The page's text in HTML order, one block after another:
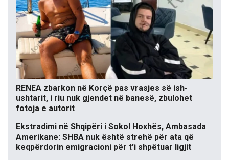
RENEA zbarkon në Korçë pas vrasjes së ish-
ushtarit, i riu nuk gjendet në banesë, zbulohet
fotoja e autorit
Ekstradimi në Shqipëri i Sokol Hoxhës, Ambasada
Amerikane: SHBA nuk është strehë për ata që
keqpërdorin emigracioni për t’i shpëtuar ligjit